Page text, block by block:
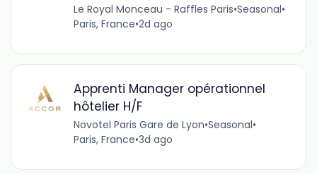
Le Royal Monceau - Raffles Paris•Seasonal•
Paris, France•2d ago
Apprenti Manager opérationnel
hôtelier H/F
Novotel Paris Gare de Lyon•Seasonal•
Paris, France•3d ago